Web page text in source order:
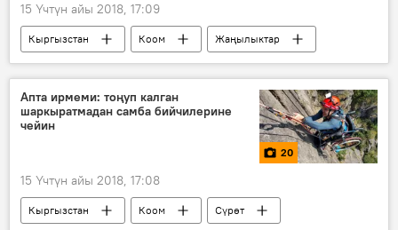
15 Үчтүн айы 2018, 17:09
Кыргызстан Коом
Жаңылыктар
Бишкек
милиция
автоунаа
эвакуация
Апта ирмеми: тоңуп калган
шаркыратмадан самба бийчилерине
чейин
20
15 Үчтүн айы 2018, 17:08
Кыргызстан Коом
Сүрөт